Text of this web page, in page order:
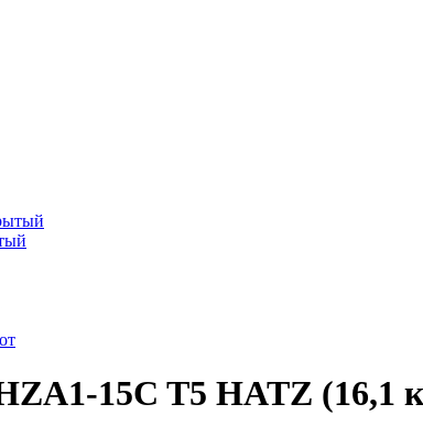
15C T5 HATZ (16,1